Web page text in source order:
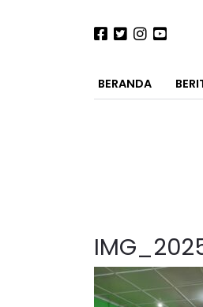
BERANDA